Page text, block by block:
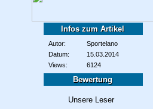
Infos zum Artikel
Autor:
Sportelano
Datum:
15.03.2014
Views:
6124
Bewertung